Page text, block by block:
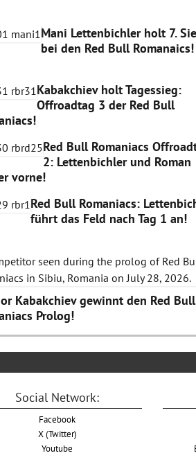
Mani Lettenbichler holt 7.
bei den Red Bull Romanaics!
Kabakchiev holt Tagessieg:
Offroadtag 3 der Red Bull
Red Bull Romaniacs
2: Lettenbichler und Roman
vorne!
Red Bull Romaniacs:
führt das Feld nach Tag 1 an!
Kabakchiev gewinnt den Red Bull
Prolog!
Social Network:
Facebook
X (Twitter)
Youtube